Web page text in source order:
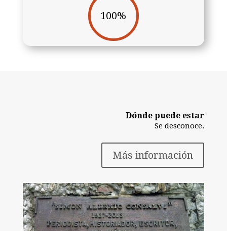
100%
Dónde puede estar
Se desconoce.
Más información